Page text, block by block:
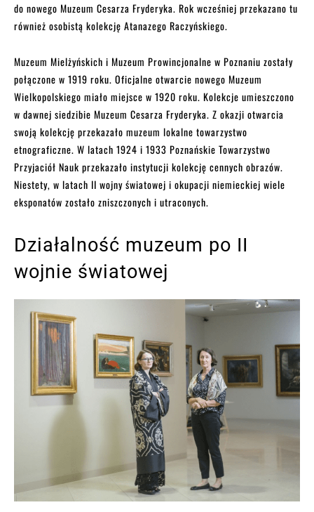
do nowego Muzeum Cesarza Fryderyka. Rok wcześniej przekazano tu
również osobistą kolekcję Atanazego Raczyńskiego.
Muzeum Mielżyńskich i Muzeum Prowincjonalne w Poznaniu zostały
połączone w 1919 roku. Oficjalne otwarcie nowego Muzeum
Wielkopolskiego miało miejsce w 1920 roku. Kolekcje umieszczono
w dawnej siedzibie Muzeum Cesarza Fryderyka. Z okazji otwarcia
swoją kolekcję przekazało muzeum lokalne towarzystwo
etnograficzne. W latach 1924 i 1933 Poznańskie Towarzystwo
Przyjaciół Nauk przekazało instytucji kolekcję cennych obrazów.
Niestety, w latach II wojny światowej i okupacji niemieckiej wiele
eksponatów zostało zniszczonych i utraconych.
Działalność muzeum po II
wojnie światowej